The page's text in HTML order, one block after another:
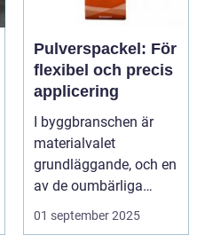
Pulverspackel: För
flexibel och precis
applicering
I byggbranschen är
materialvalet
grundläggande, och en
av de oumbärliga
komponenterna...
01 september 2025